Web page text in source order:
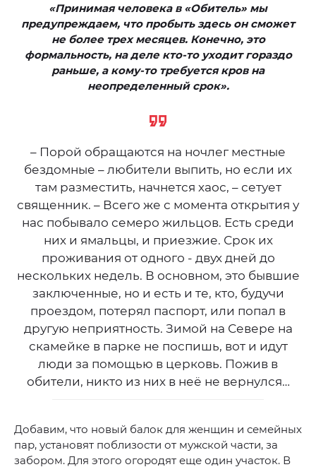
«Принимая человека в «Обитель» мы
предупреждаем, что пробыть здесь он сможет
не более трех месяцев. Конечно, это
формальность, на деле кто-то уходит гораздо
раньше, а кому-то требуется кров на
неопределенный срок».
– Порой обращаются на ночлег местные
бездомные – любители выпить, но если их
там разместить, начнется хаос, – сетует
священник. – Всего же с момента открытия у
нас побывало семеро жильцов. Есть среди
них и ямальцы, и приезжие. Срок их
проживания от одного - двух дней до
нескольких недель. В основном, это бывшие
заключенные, но и есть и те, кто, будучи
проездом, потерял паспорт, или попал в
другую неприятность. Зимой на Севере на
скамейке в парке не поспишь, вот и идут
люди за помощью в церковь. Пожив в
обители, никто из них в неё не вернулся…
Добавим, что новый балок для женщин и семейных
пар, установят поблизости от мужской части, за
забором. Для этого огородят еще один участок. В